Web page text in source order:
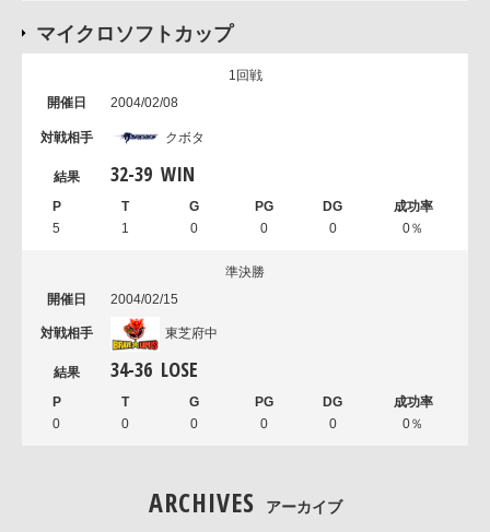
マイクロソフトカップ
1回戦
2004/02/08
クボタ
32-39 WIN
5 1 0 0 0 0％
準決勝
2004/02/15
東芝府中
34-36 LOSE
0 0 0 0 0 0％
ARCHIVES アーカイブ